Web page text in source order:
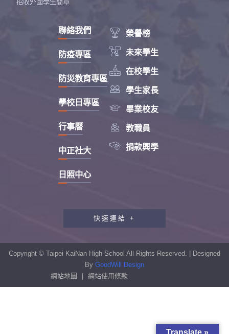
招收外國學生簡章
 榮譽榜
 未來學生
 在校學生
 學生家長
 畢業校友
 教職員
 捐款興學
聯絡我們
防疫專區
防災教育專區
學校日專區
行事曆
中正社大
日照中心
快速連結 +
教職員工研習專區
性別平等教育專區
Copyright © Taipei KaiNan High School All Rights Reserved. | Designed
By GoodWill Design
網站地圖
網站使用條款
Translate »